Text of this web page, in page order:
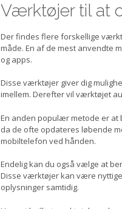
Værktøjer til at
Der findes flere forskellige
måde. En af de mest anvendte
og apps.
Disse værktøjer giver dig
imellem. Derefter vil værktøjet
En anden populær metode er at
da de ofte opdateres løbende
mobiltelefon ved hånden.
Endelig kan du også vælge at
Disse værktøjer kan være
oplysninger samtidig.